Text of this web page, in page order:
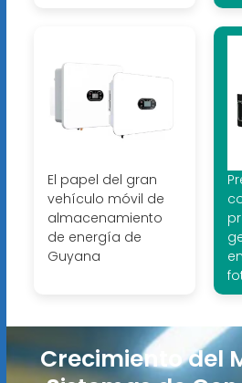
El papel del gran
vehículo móvil de
almacenamiento
de energía de
Guyana
Crecimiento del